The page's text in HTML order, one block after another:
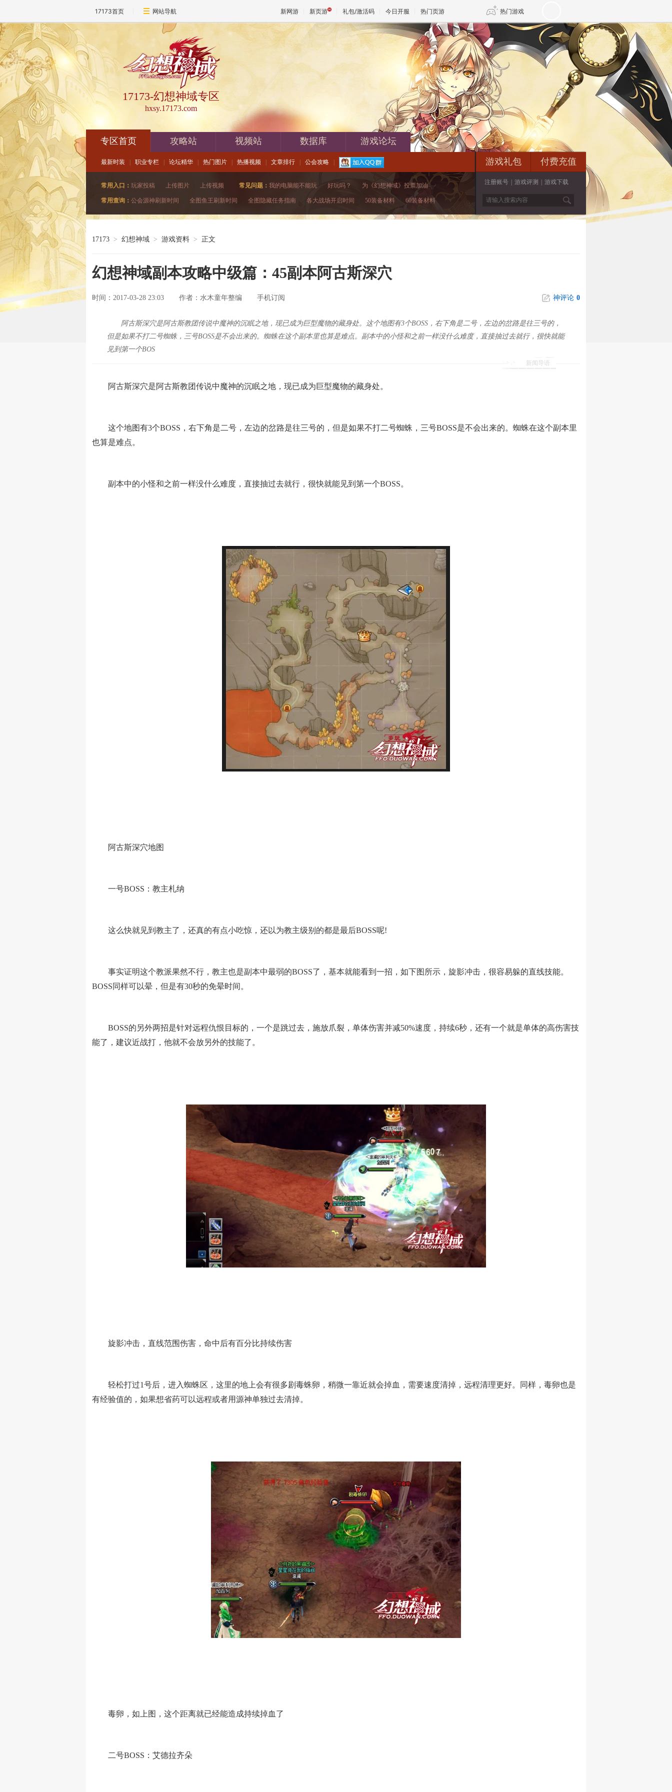
17173首页 网站导航 新网游 新页游 礼包/激活码 今日开服 热门页游 热门游戏
魔兽 DNF 传奇4
天堂 剑网3旗舰版 新天龙八部
王权与自由 诛仙世界
17173-幻想神域专区
hxsy.17173.com
专区首页 攻略站 视频站 数据库 游戏论坛
最新时装 职业专栏 论坛精华 热门图片 热播视频 文章排行 公会攻略
常用入口： 玩家投稿 上传图片 上传视频 常见问题： 我的电脑能不能玩 好玩吗？ 为《幻想神域》投票加油
常用查询： 公会源神刷新时间 全图鱼王刷新时间 全图隐藏任务指南 各大战场开启时间 50装备材料 60装备材料
游戏礼包 付费充值
注册账号 游戏评测 游戏下载
17173 > 幻想神域 > 游戏资料 > 正文
幻想神域副本攻略中级篇：45副本阿古斯深穴
时间：2017-03-28 23:03 作者： 水木童年整编 手机订阅 神评论 0
新闻导语
阿古斯深穴是阿古斯教团传说中魔神的沉眠之地，现已成为巨型魔物的藏身处。这个地图有3个BOSS，右下角是二号，左边的岔路是往三号的，
但是如果不打二号蜘蛛，三号BOSS是不会出来的。蜘蛛在这个副本里也算是难点。副本中的小怪和之前一样没什么难度，直接抽过去就行，很快就能
见到第一个BOS
阿古斯深穴是阿古斯教团传说中魔神的沉眠之地，现已成为巨型魔物的藏身处。
这个地图有3个BOSS，右下角是二号，左边的岔路是往三号的，但是如果不打二号蜘蛛，三号BOSS是不会出来的。蜘蛛在这个副本里
也算是难点。
副本中的小怪和之前一样没什么难度，直接抽过去就行，很快就能见到第一个BOSS。
阿古斯深穴地图
一号BOSS：教主札纳
这么快就见到教主了，还真的有点小吃惊，还以为教主级别的都是最后BOSS呢!
事实证明这个教派果然不行，教主也是副本中最弱的BOSS了，基本就能看到一招，如下图所示，旋影冲击，很容易躲的直线技能。
BOSS同样可以晕，但是有30秒的免晕时间。
BOSS的另外两招是针对远程仇恨目标的，一个是跳过去，施放爪裂，单体伤害并减50%速度，持续6秒，还有一个就是单体的高伤害技
能了，建议近战打，他就不会放另外的技能了。
旋影冲击，直线范围伤害，命中后有百分比持续伤害
轻松打过1号后，进入蜘蛛区，这里的地上会有很多剧毒蛛卵，稍微一靠近就会掉血，需要速度清掉，远程清理更好。同样，毒卵也是
有经验值的，如果想省药可以远程或者用源神单独过去清掉。
毒卵，如上图，这个距离就已经能造成持续掉血了
二号BOSS：艾德拉齐朵